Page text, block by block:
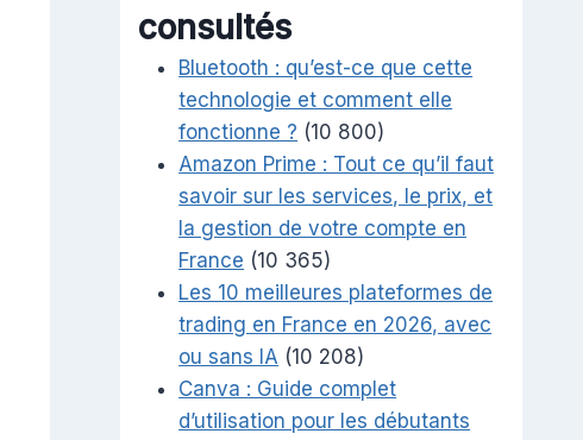
consultés
Bluetooth : qu’est-ce que cette
technologie et comment elle
fonctionne ? (10 800)
Amazon Prime : Tout ce qu’il faut
savoir sur les services, le prix, et
la gestion de votre compte en
France (10 365)
Les 10 meilleures plateformes de
trading en France en 2026, avec
ou sans IA (10 208)
Canva : Guide complet
d’utilisation pour les débutants